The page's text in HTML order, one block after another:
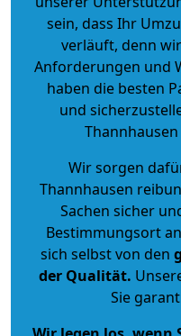
sein, dass Ihr
verläuft, denn
Anforderungen und
haben die besten
und
Wir sorgen
Thannhausen
Sachen sicher
Bestimmungsort
sich selbst von den
der Qualität.
Sie